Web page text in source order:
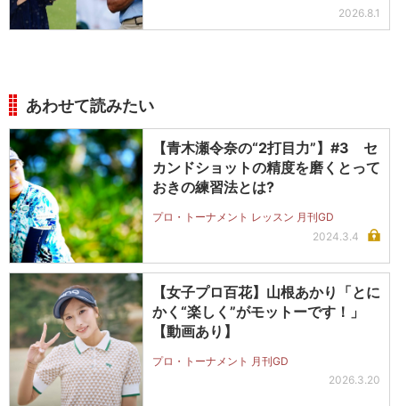
2026.8.1
あわせて読みたい
【青木瀬令奈の“2打目力”】#3 セ
カンドショットの精度を磨くとって
おきの練習法とは?
プロ・トーナメント レッスン 月刊GD
2024.3.4
【女子プロ百花】山根あかり「とに
かく“楽しく”がモットーです！」
【動画あり】
プロ・トーナメント 月刊GD
2026.3.20